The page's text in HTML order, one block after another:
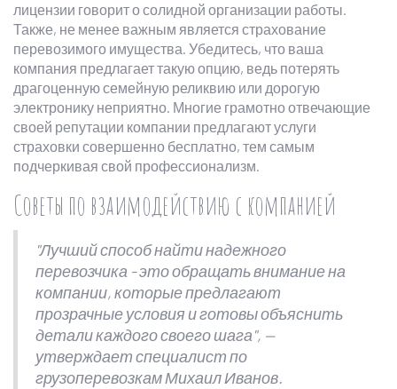
лицензии говорит о солидной организации работы.
Также, не менее важным является страхование
перевозимого имущества. Убедитесь, что ваша
компания предлагает такую опцию, ведь потерять
драгоценную семейную реликвию или дорогую
электронику неприятно. Многие грамотно отвечающие
своей репутации компании предлагают услуги
страховки совершенно бесплатно, тем самым
подчеркивая свой профессионализм.
Советы по взаимодействию с компанией
"Лучший способ найти надежного
перевозчика - это обращать внимание на
компании, которые предлагают
прозрачные условия и готовы объяснить
детали каждого своего шага", —
утверждает специалист по
грузоперевозкам Михаил Иванов.